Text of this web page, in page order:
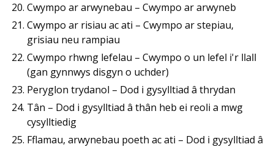
Cwympo ar arwynebau – Cwympo ar arwyneb
Cwympo ar risiau ac ati – Cwympo ar stepiau,
grisiau neu rampiau
Cwympo rhwng lefelau – Cwympo o un lefel i'r llall
(gan gynnwys disgyn o uchder)
Peryglon trydanol – Dod i gysylltiad â thrydan
Tân – Dod i gysylltiad â thân heb ei reoli a mwg
cysylltiedig
Fflamau, arwynebau poeth ac ati – Dod i gysylltiad â